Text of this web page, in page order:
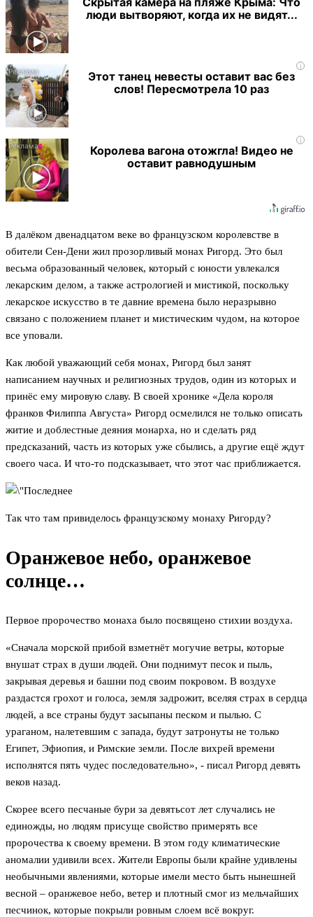
люди вытворяют, когда их не видят...
i
Этот танец невесты оставит вас без
слов! Пересмотрела 10 раз
i
Королева вагона отожгла! Видео не
оставит равнодушным
В далёком двенадцатом веке во французском королевстве в
обители Сен-Дени жил прозорливый монах Ригорд. Это был
весьма образованный человек, который с юности увлекался
лекарским делом, а также астрологией и мистикой, поскольку
лекарское искусство в те давние времена было неразрывно
связано с положением планет и мистическим чудом, на которое
все уповали.
Как любой уважающий себя монах, Ригорд был занят
написанием научных и религиозных трудов, один из которых и
принёс ему мировую славу. В своей хронике «Дела короля
франков Филиппа Августа» Ригорд осмелился не только описать
житие и доблестные деяния монарха, но и сделать ряд
предсказаний, часть из которых уже сбылись, а другие ещё ждут
своего часа. И что-то подсказывает, что этот час приближается.
Так что там привиделось французскому монаху Ригорду?
Оранжевое небо, оранжевое
солнце…
Первое пророчество монаха было посвящено стихии воздуха.
«Сначала морской прибой взметнёт могучие ветры, которые
внушат страх в души людей. Они поднимут песок и пыль,
закрывая деревья и башни под своим покровом. В воздухе
раздастся грохот и голоса, земля задрожит, вселяя страх в сердца
людей, а все страны будут засыпаны песком и пылью. С
ураганом, налетевшим с запада, будут затронуты не только
Египет, Эфиопия, и Римские земли. После вихрей времени
исполнятся пять чудес последовательно», - писал Ригорд девять
веков назад.
Скорее всего песчаные бури за девятьсот лет случались не
единожды, но людям присуще свойство примерять все
пророчества к своему времени. В этом году климатические
аномалии удивили всех. Жители Европы были крайне удивлены
необычными явлениями, которые имели место быть нынешней
весной – оранжевое небо, ветер и плотный смог из мельчайших
песчинок, которые покрыли ровным слоем всё вокруг.